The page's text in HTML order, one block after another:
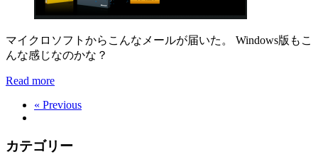
マイクロソフトからこんなメールが届いた。 Windows版もこ
んな感じなのかな？
Read more
« Previous
カテゴリー